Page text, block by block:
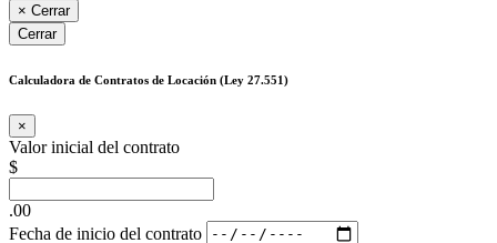
× Cerrar
Cerrar
Calculadora de Contratos de Locación (Ley 27.551)
×
Valor inicial del contrato
$
.00
Fecha de inicio del contrato